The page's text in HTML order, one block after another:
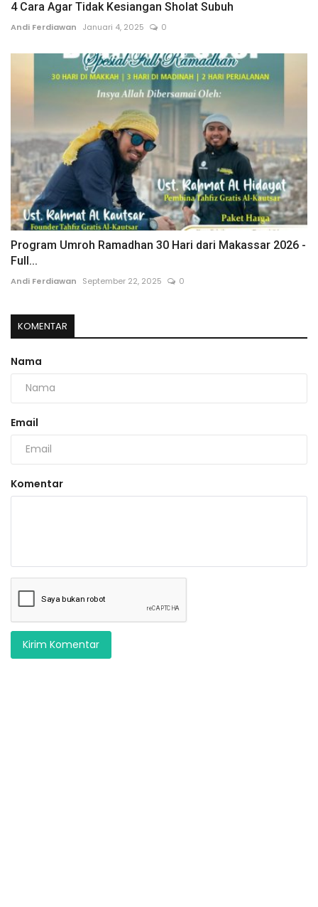
4 Cara Agar Tidak Kesiangan Sholat Subuh
Andi Ferdiawan Januari 4, 2025 0
Program Umroh Ramadhan 30 Hari dari Makassar 2026 -
Full...
Andi Ferdiawan September 22, 2025 0
KOMENTAR
Nama
Email
Komentar
Kirim Komentar